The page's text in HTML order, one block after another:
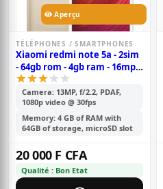
Aperçu
TÉLÉPHONES / SMARTPHONES
Xiaomi redmi note 5a - 2sim
- 64gb rom - 4gb ram - 16mp -
android 7.1.2, - batterie de
3080 mah - télécommande
infrarouge volte version
mondiale - or
Camera: 13MP, f/2.2, PDAF,
1080p video @ 30fps
Memory: 4 GB of RAM with
64GB of storage, microSD slot
20 000 F CFA
Qualité : Bon Etat